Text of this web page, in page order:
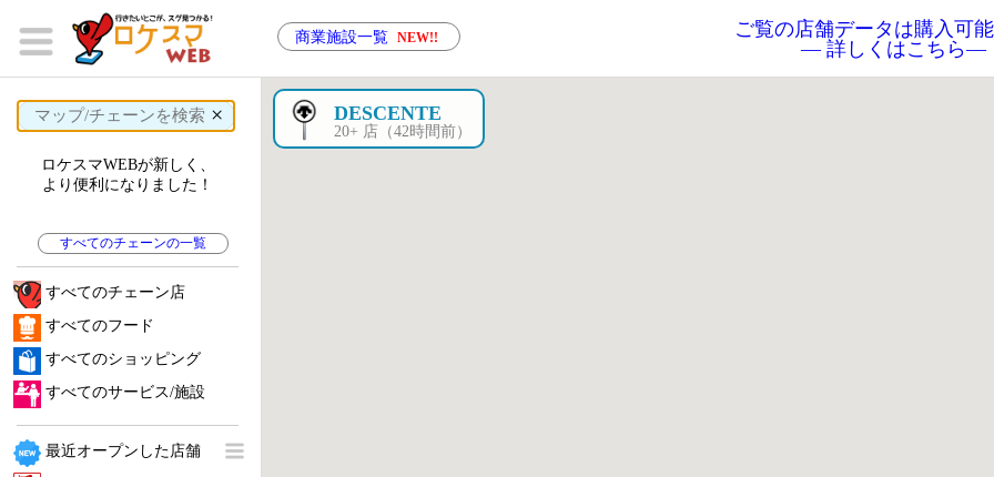
商業施設一覧 NEW!!
ご覧の店舗データは購入可能
― 詳しくはこちら―
× DESCENTE
20+ 店（42時間前）